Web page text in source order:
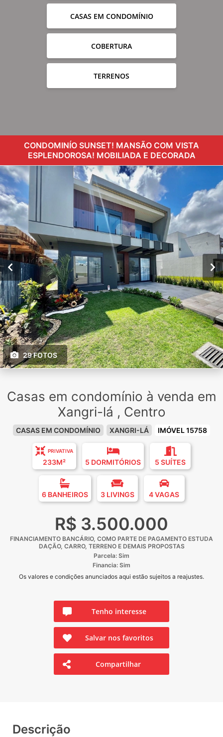
CASAS EM CONDOMÍNIO
COBERTURA
TERRENOS
CONDOMINÍO SUNSET! MANSÃO COM VISTA
ESPLENDOROSA! MOBILIADA E DECORADA
29 FOTOS
Casas em condomínio à venda em
Xangri-lá , Centro
CASAS EM CONDOMÍNIO XANGRI-LÁ IMÓVEL 15758
PRIVATIVA
233M² 5 DORMITÓRIOS 5 SUÍTES
6 BANHEIROS 3 LIVINGS 4 VAGAS
R$ 3.500.000
FINANCIAMENTO BANCÁRIO, COMO PARTE DE PAGAMENTO ESTUDA
DAÇÃO, CARRO, TERRENO E DEMAIS PROPOSTAS
Parcela: Sim
Financia: Sim
Os valores e condições anunciados aqui estão sujeitos a reajustes.
Tenho interesse
Salvar nos favoritos
Compartilhar
Descrição